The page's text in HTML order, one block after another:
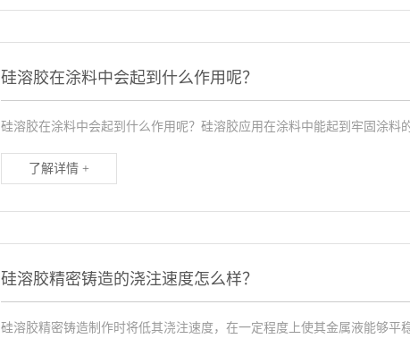
硅溶胶在涂料中会起到什么作用呢？
硅溶胶在涂料中会起到什么作用呢？硅溶胶应用在涂料中能起到牢固涂
了解详情 +
硅溶胶精密铸造的浇注速度怎么样？
硅溶胶精密铸造制作时将低其浇注速度，在一定程度上使其金属液能够